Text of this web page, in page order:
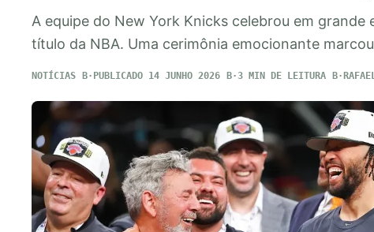
A equipe do New York Knicks celebrou em
título da NBA. Uma cerimônia emocionante
NOTÍCIAS PUBLICADO 14 JUNHO 2026 3 MIN DE LEITURA